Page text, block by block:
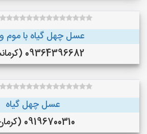
عسل چهل گیاه با موم
09364396682 (کرمانشاه )
عسل چهل گیاه
09196700310 (کرمان )